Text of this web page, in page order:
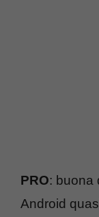
PRO: buona
Android